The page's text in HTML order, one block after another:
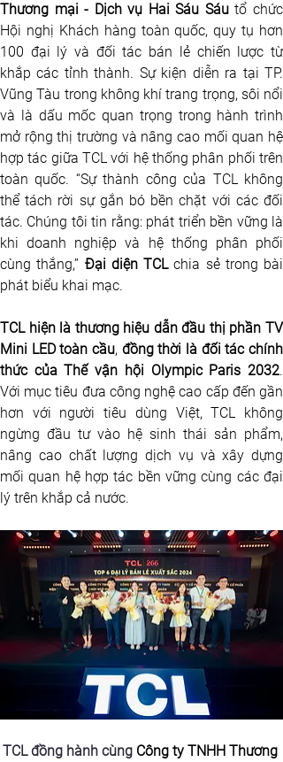
Thương mại - Dịch vụ Hai Sáu Sáu tổ chức
Hội nghị Khách hàng toàn quốc, quy tụ hơn
100 đại lý và đối tác bán lẻ chiến lược từ
khắp các tỉnh thành. Sự kiện diễn ra tại TP.
Vũng Tàu trong không khí trang trọng, sôi nổi
và là dấu mốc quan trọng trong hành trình
mở rộng thị trường và nâng cao mối quan hệ
hợp tác giữa TCL với hệ thống phân phối trên
toàn quốc. “Sự thành công của TCL không
thể tách rời sự gắn bó bền chặt với các đối
tác. Chúng tôi tin rằng: phát triển bền vững là
khi doanh nghiệp và hệ thống phân phối
cùng thắng,” Đại diện TCL chia sẻ trong bài
phát biểu khai mạc.
TCL hiện là thương hiệu dẫn đầu thị phần TV
Mini LED toàn cầu, đồng thời là đối tác chính
thức của Thế vận hội Olympic Paris 2032.
Với mục tiêu đưa công nghệ cao cấp đến gần
hơn với người tiêu dùng Việt, TCL không
ngừng đầu tư vào hệ sinh thái sản phẩm,
nâng cao chất lượng dịch vụ và xây dựng
mối quan hệ hợp tác bền vững cùng các đại
lý trên khắp cả nước.
TCL đồng hành cùng Công ty TNHH Thương